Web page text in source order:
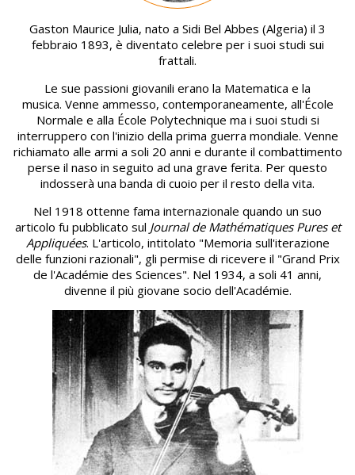
Gaston Maurice Julia, nato a Sidi Bel Abbes (Algeria) il 3
febbraio 1893, è diventato celebre per i suoi studi sui
frattali.
Le sue passioni giovanili erano la Matematica e la
musica. Venne ammesso, contemporaneamente, all'École
Normale e alla École Polytechnique ma i suoi studi si
interruppero con l'inizio della prima guerra mondiale. Venne
richiamato alle armi a soli 20 anni e durante il combattimento
perse il naso in seguito ad una grave ferita. Per questo
indosserà una banda di cuoio per il resto della vita.
Nel 1918 ottenne fama internazionale quando un suo
articolo fu pubblicato sul Journal de Mathématiques Pures et
Appliquées. L'articolo, intitolato "Memoria sull'iterazione
delle funzioni razionali", gli permise di ricevere il "Grand Prix
de l'Académie des Sciences". Nel 1934, a soli 41 anni,
divenne il più giovane socio dell'Académie.